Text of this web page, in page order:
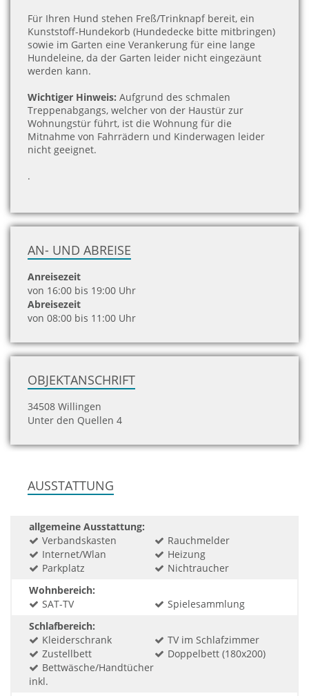
Für Ihren Hund stehen Freß/Trinknapf bereit, ein
Kunststoff-Hundekorb (Hundedecke bitte mitbringen)
sowie im Garten eine Verankerung für eine lange
Hundeleine, da der Garten leider nicht eingezäunt
werden kann.
Wichtiger Hinweis: Aufgrund des schmalen
Treppenabgangs, welcher von der Haustür zur
Wohnungstür führt, ist die Wohnung für die
Mitnahme von Fahrrädern und Kinderwagen leider
nicht geeignet.
.
AN- UND ABREISE
Anreisezeit
von 16:00 bis 19:00 Uhr
Abreisezeit
von 08:00 bis 11:00 Uhr
OBJEKTANSCHRIFT
34508 Willingen
Unter den Quellen 4
AUSSTATTUNG
allgemeine Ausstattung:
Verbandskasten
Rauchmelder
Internet/Wlan
Heizung
Parkplatz
Nichtraucher
Wohnbereich:
SAT-TV
Spielesammlung
Schlafbereich:
Kleiderschrank
TV im Schlafzimmer
Zustellbett
Doppelbett (180x200)
Bettwäsche/Handtücher
inkl.